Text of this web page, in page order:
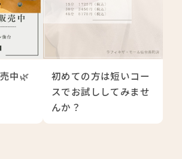
中🌿
初めての方は短いコー
スでお試ししてみませ
んか？